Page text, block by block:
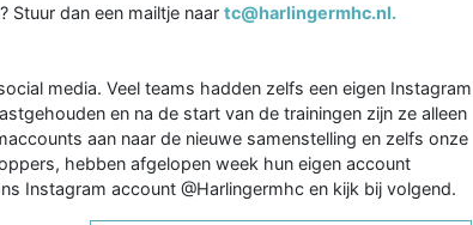
Stuur dan een mailtje naar tc@harlingermhc.nl.
media. Veel teams hadden zelfs een eigen Instagram
en na de start van de trainingen zijn ze alleen
aan naar de nieuwe samenstelling en zelfs onze
hebben afgelopen week hun eigen account
Instagram account @Harlingermhc en kijk bij volgend.